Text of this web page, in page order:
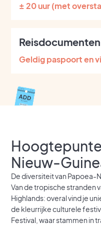
± 20 uur (met
Reisdocumenten
Geldig paspoort en
Nieuw-
De diversiteit van Papoea-
Van de tropische stranden
Highlands: overal vind je
de kleurrijke culturele
Festival, waar stammen in